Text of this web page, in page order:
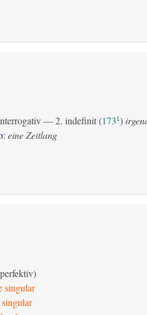
— 2. indefinit(1731)
: eine Zeitlang
singular